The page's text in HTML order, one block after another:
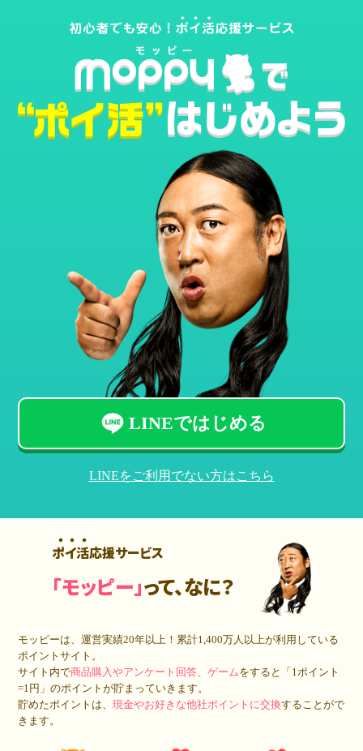
LINEではじめる
LINEをご利用でない方はこちら
ポイ活応援サービス
「モッピー」って、なに？
モッピーは、運営実績20年以上！累計1,400万人 以上が利用している
ポイントサイト。
サイト内で商品購入やアンケート回答、ゲームをすると「1ポイント
=1円」のポイントが貯まっていきます。
貯めたポイントは、現金やお好きな他社ポイントに交換することがで
きます。